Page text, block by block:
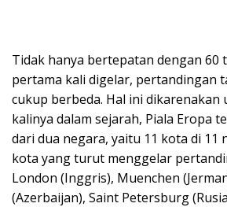
Tidak hanya bertepatan dengan 60
pertama kali digelar, pertandingan
cukup berbeda. Hal ini dikarenakan
kalinya dalam sejarah, Piala Eropa
dari dua negara, yaitu 11 kota di 11
kota yang turut menggelar
London (Inggris), Muenchen
(Azerbaijan), Saint Petersburg